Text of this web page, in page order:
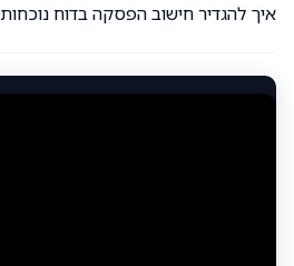
איך להגדיר חישוב הפסקה בדוח נוכחות